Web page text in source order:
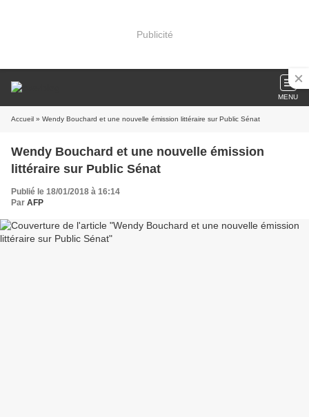
Publicité
MENU
Accueil » Wendy Bouchard et une nouvelle émission littéraire sur Public Sénat
Wendy Bouchard et une nouvelle émission
littéraire sur Public Sénat
Publié le 18/01/2018 à 16:14
Par AFP